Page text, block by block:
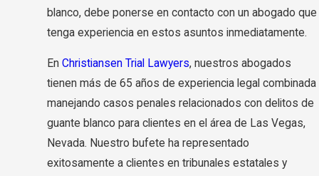
blanco, debe ponerse en contacto con un abogado que
tenga experiencia en estos asuntos inmediatamente.
En Christiansen Trial Lawyers, nuestros abogados
tienen más de 65 años de experiencia legal combinada
manejando casos penales relacionados con delitos de
guante blanco para clientes en el área de Las Vegas,
Nevada. Nuestro bufete ha representado
exitosamente a clientes en tribunales estatales y